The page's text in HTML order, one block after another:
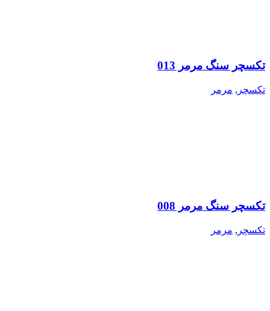
تکسچر سنگ مرمر 013
تکسچر , مرمر
تکسچر سنگ مرمر 008
تکسچر , مرمر